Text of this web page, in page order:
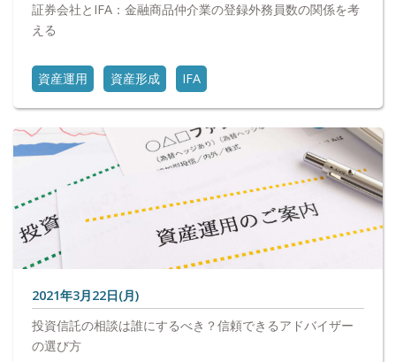
証券会社とIFA：金融商品仲介業の登録外務員数の関係を考
える
資産運用 資産形成 IFA
2021年3月22日(月)
投資信託の相談は誰にするべき？信頼できるアドバイザー
の選び方